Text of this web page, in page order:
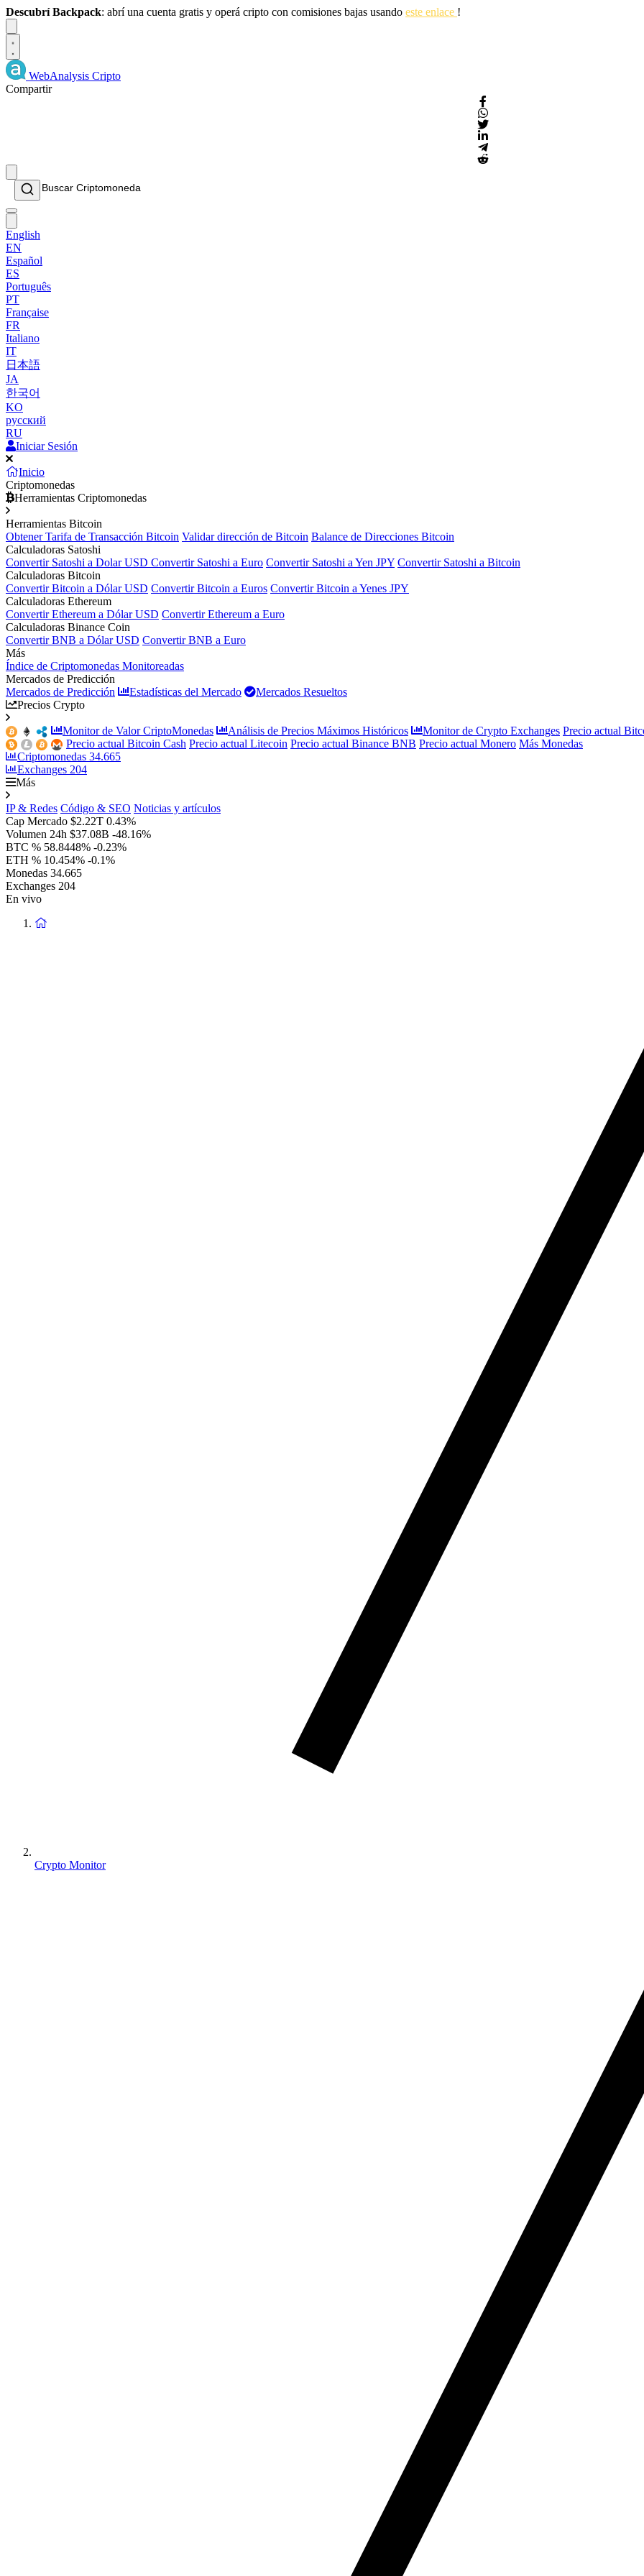
Descubrí Backpack: abrí una cuenta gratis y operá cripto con comisiones bajas usando este enlace !
WebAnalysis Cripto
Compartir
English
EN
Español
ES
Português
PT
Française
FR
Italiano
IT
日本語
JA
한국어
KO
русский
RU
Iniciar Sesión
Inicio
Criptomonedas
Herramientas Criptomonedas
Herramientas Bitcoin
Obtener Tarifa de Transacción Bitcoin Validar dirección de Bitcoin Balance de Direcciones Bitcoin
Calculadoras Satoshi
Convertir Satoshi a Dolar USD Convertir Satoshi a Euro Convertir Satoshi a Yen JPY Convertir Satoshi a Bitcoin
Calculadoras Bitcoin
Convertir Bitcoin a Dólar USD Convertir Bitcoin a Euros Convertir Bitcoin a Yenes JPY
Calculadoras Ethereum
Convertir Ethereum a Dólar USD Convertir Ethereum a Euro
Calculadoras Binance Coin
Convertir BNB a Dólar USD Convertir BNB a Euro
Más
Índice de Criptomonedas Monitoreadas
Mercados de Predicción
Mercados de Predicción
Estadísticas del Mercado
Mercados Resueltos
Precios Crypto
Monitor de Valor CriptoMonedas Análisis de Precios Máximos Históricos Monitor de Crypto Exchanges Precio actual
Precio actual Bitcoin Cash Precio actual Litecoin Precio actual Binance BNB Precio actual Monero Más Monedas
Criptomonedas 34.665
Exchanges 204
Más
IP & Redes Código & SEO Noticias y artículos
Cap Mercado $2.22T 0.43%
Volumen 24h $37.08B -48.16%
BTC % 58.8448% -0.23%
ETH % 10.454% -0.1%
Monedas 34.665
Exchanges 204
En vivo
Crypto Monitor